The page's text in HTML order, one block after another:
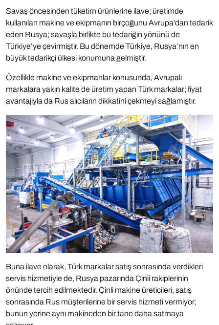
Savaş öncesinden tüketim ürünlerine ilave; üretimde
kullanılan makine ve ekipmanın birçoğunu Avrupa’dan tedarik
eden Rusya; savaşla birlikte bu tedariğin yönünü de
Türkiye’ye çevirmiştir. Bu dönemde Türkiye, Rusya’nın en
büyük tedarikçi ülkesi konumuna gelmiştir.
Özellikle makine ve ekipmanlar konusunda, Avrupalı
markalara yakın kalite de üretim yapan Türk markalar; fiyat
avantajıyla da Rus alıcıların dikkatini çekmeyi sağlamıştır.
Buna ilave olarak, Türk markalar satış sonrasında verdikleri
servis hizmetiyle de, Rusya pazarında Çinli rakiplerinin
önünde tercih edilmektedir. Çinli makine üreticileri, satış
sonrasında Rus müşterilerine bir servis hizmeti vermiyor;
bunun yerine aynı makineden bir tane daha satmaya